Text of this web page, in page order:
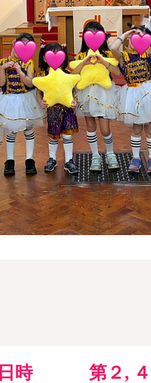
ジ
日時 第２,